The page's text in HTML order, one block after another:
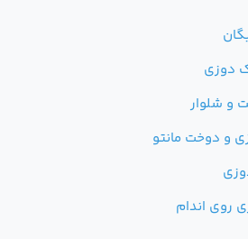
دوزی
و شلوار
و دوخت مانتو
روی اندام